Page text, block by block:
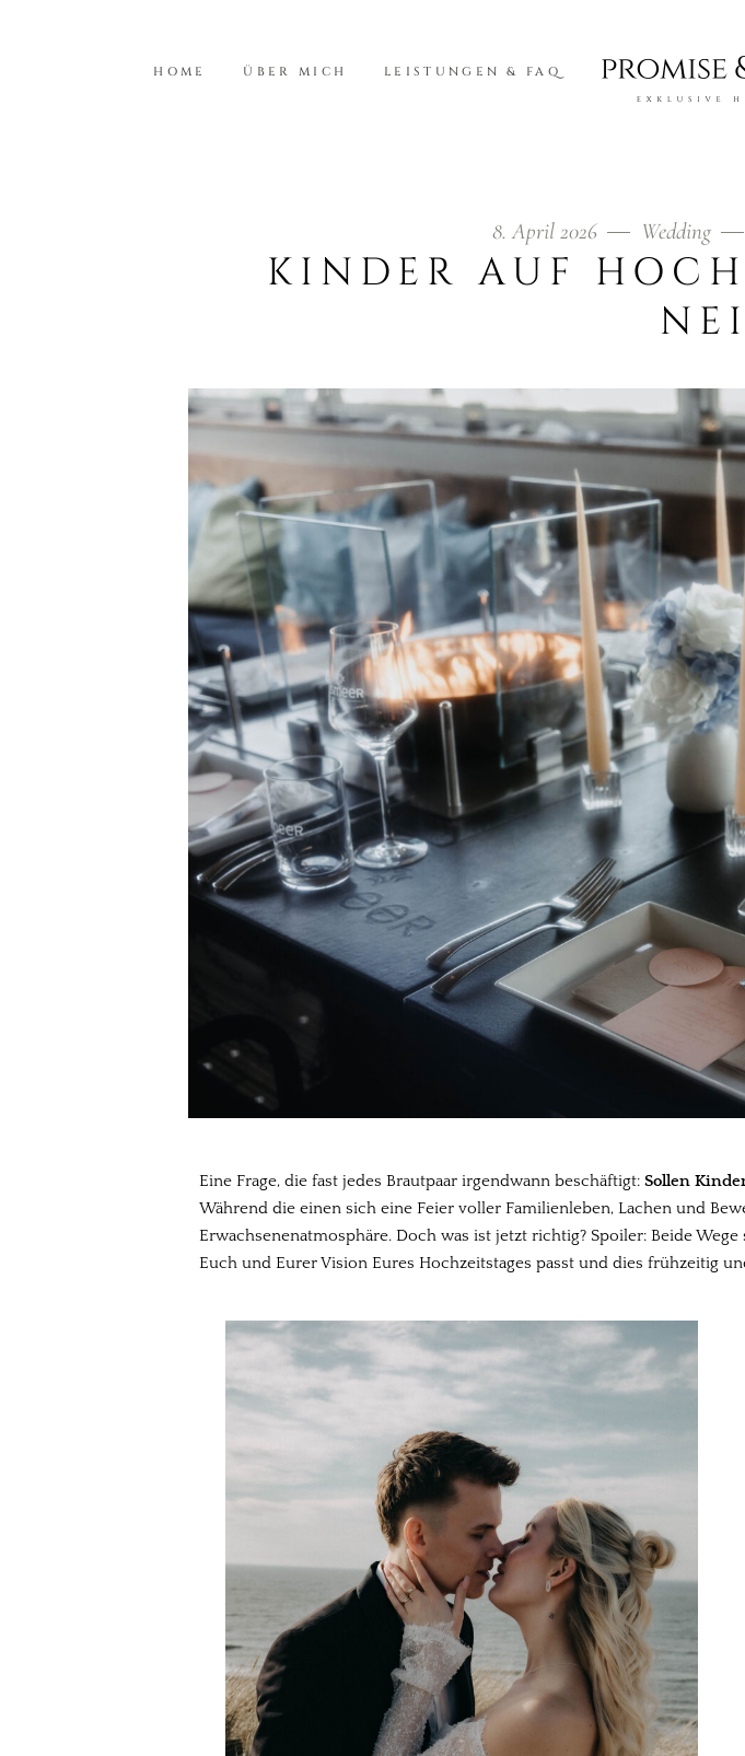
HOME ÜBER MICH LEISTUNGEN & FAQ
8. April 2026 Wedding
KINDER AUF
Eine Frage, die fast jedes Brautpaar irgendwann beschäftigt: Sollen
Während die einen sich eine Feier voller Familienleben, Lachen und
Erwachsenenatmosphäre. Doch was ist jetzt richtig? Spoiler: Beide
Euch und Eurer Vision Eures Hochzeitstages passt und dies frühzeitig